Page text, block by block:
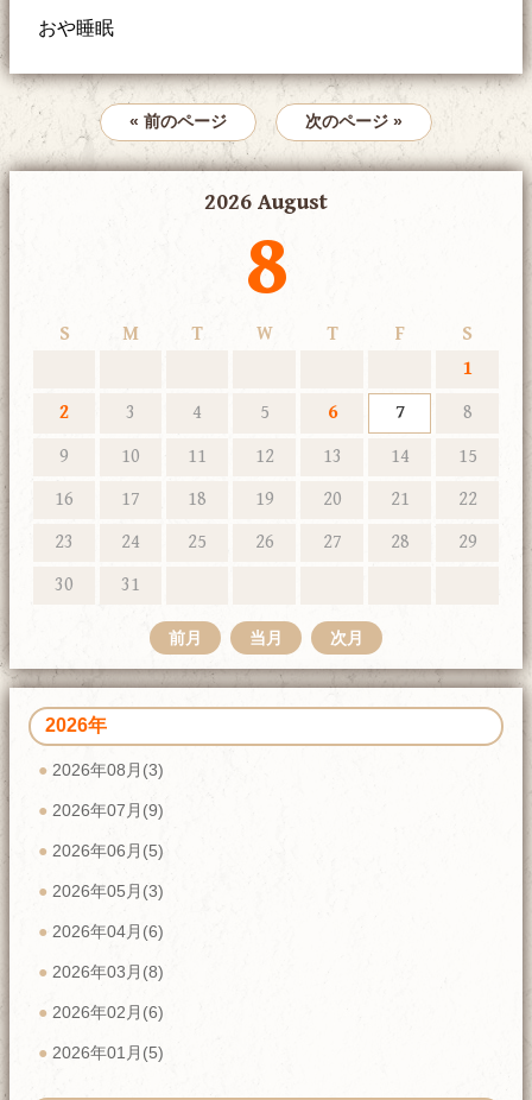
おや睡眠
« 前のページ 次のページ »
2026 August
8
S M T W T F
S
1
2
3 4 5 6 7
8
9
10 11 12 13 14
15
16
17 18 19 20 21
22
23
24 25 26 27 28
29
30
31
前月 当月 次月
2026年
2026年08月(3)
2026年07月(9)
2026年06月(5)
2026年05月(3)
2026年04月(6)
2026年03月(8)
2026年02月(6)
2026年01月(5)